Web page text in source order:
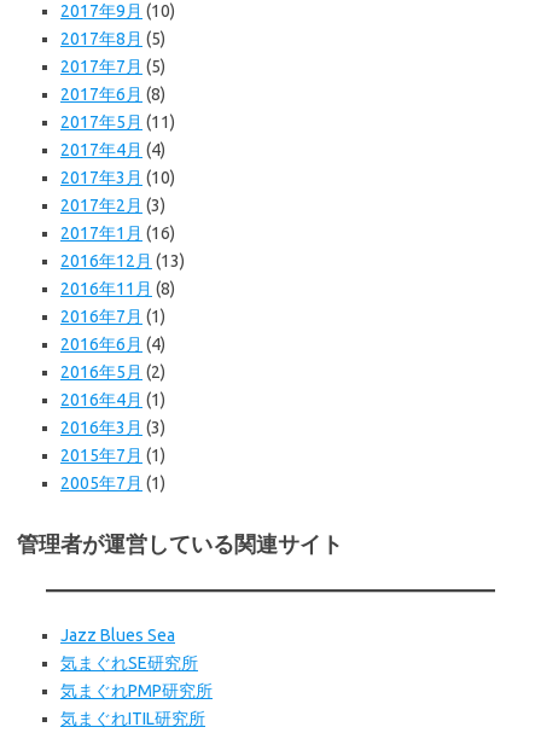
2017年9月 (10)
2017年8月 (5)
2017年7月 (5)
2017年6月 (8)
2017年5月 (11)
2017年4月 (4)
2017年3月 (10)
2017年2月 (3)
2017年1月 (16)
2016年12月 (13)
2016年11月 (8)
2016年7月 (1)
2016年6月 (4)
2016年5月 (2)
2016年4月 (1)
2016年3月 (3)
2015年7月 (1)
2005年7月 (1)
管理者が運営している関連サイト
Jazz Blues Sea
気まぐれSE研究所
気まぐれPMP研究所
気まぐれITIL研究所